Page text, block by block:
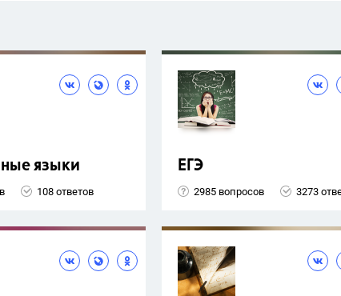
языки
108 ответов
ЕГЭ
2985 вопросов 3273